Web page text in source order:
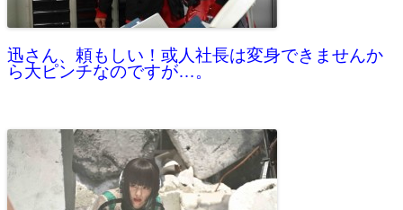
迅さん、頼もしい！或人社長は変身できませんか
ら大ピンチなのですが…。